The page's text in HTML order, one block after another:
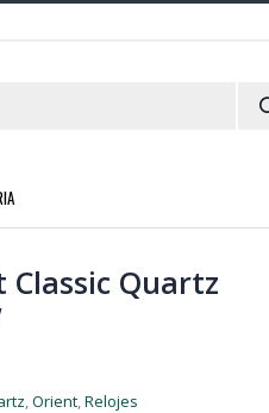
Classic Quartz
,Orient,Relojes